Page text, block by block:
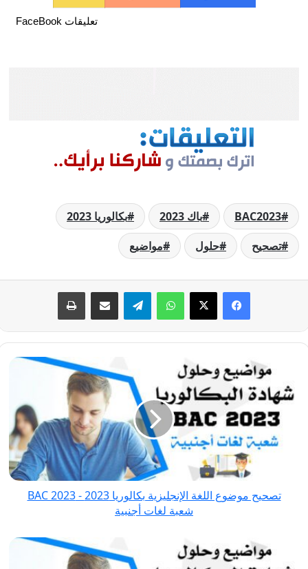
تعليقات FaceBook
BAC2023 باك 2023
بكالوريا 2023
تصحيح
حلول مواضيع
فيسبوك
‫X واتسابتيلقراممشاركة عبر البريد طباعة
اللغة
الإنجليزية
بكالوريا
2023
2023
تصحيح موضوع اللغة الإنجليزية بكالوريا 2023 - BAC 2023
شعبة لغات أجنبية